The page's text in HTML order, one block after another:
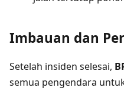
Imbauan dan
Setelah insiden selesai,
semua pengendara